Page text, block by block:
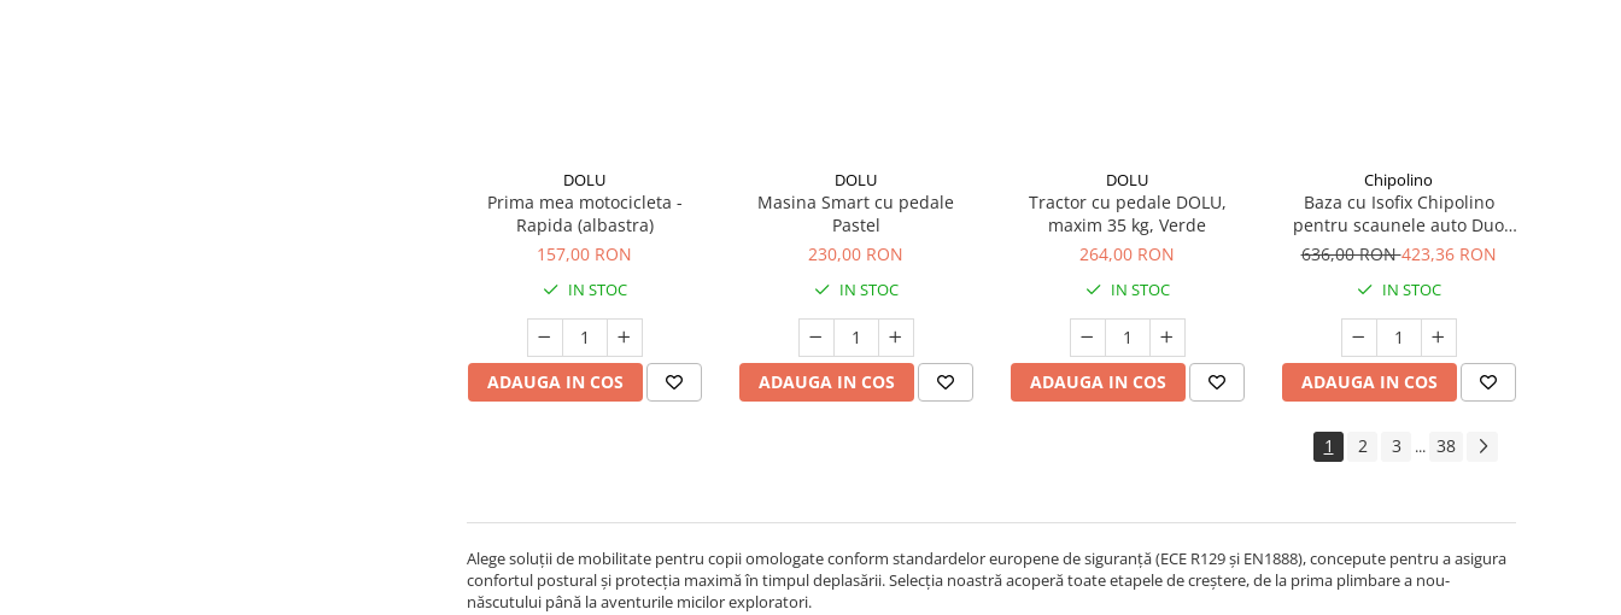
DOLU
Prima mea motocicleta -
Rapida (albastra)
157,00 RON
IN STOC
ADAUGA IN COS
DOLU
Masina Smart cu pedale
Pastel
230,00 RON
IN STOC
ADAUGA IN COS
DOLU
Tractor cu pedale DOLU,
maxim 35 kg, Verde
264,00 RON
IN STOC
ADAUGA IN COS
Chipolino
Baza cu Isofix Chipolino
pentru scaunele auto Duo
Smart, Elite si Encanto
636,00 RON423,36 RON
IN STOC
ADAUGA IN COS
1 2 3 ... 38
Alege soluții de mobilitate pentru copii omologate conform standardelor europene de siguranță (ECE R129 și EN1888), concepute pentru a asigura
confortul postural și protecția maximă în timpul deplasării. Selecția noastră acoperă toate etapele de creștere, de la prima plimbare a nou-
născutului până la aventurile micilor exploratori.